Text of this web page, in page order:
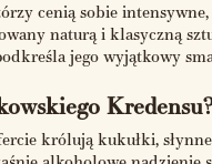
cenią sobie
naturą i klasyczną
jego wyjątkowy
królują kukułki,